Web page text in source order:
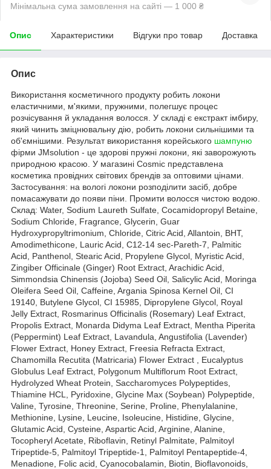
Мінімальна сума замовлення на сайті — 1 000 ₴
Опис Характеристики Відгуки про товар Доставка
Опис
Використання косметичного продукту робить локони
еластичними, м'якими, пружними, полегшує процес
розчісування й укладання волосся. У складі є екстракт імбиру,
який чинить зміцнювальну дію, робить локони сильнішими та
об'ємнішими. Результат використання корейського шампуню
фірми JMsolution - це здорові пружні локони, які заворожують
природною красою. У магазині Cosmic представлена
косметика провідних світових брендів за оптовими цінами.
Застосування: на вологі локони розподілити засіб, добре
помасажувати до появи піни. Промити волосся чистою водою.
Склад: Water, Sodium Laureth Sulfate, Cocamidopropyl Betaine,
Sodium Chloride, Fragrance, Glycerin, Guar
Hydroxypropyltrimonium, Chloride, Citric Acid, Allantoin, BHT,
Amodimethicone, Lauric Acid, C12-14 sec-Pareth-7, Palmitic
Acid, Panthenol, Stearic Acid, Propylene Glycol, Myristic Acid,
Zingiber Officinale (Ginger) Root Extract, Arachidic Acid,
Simmondsia Chinensis (Jojoba) Seed Oil, Salicylic Acid, Moringa
Oleifera Seed Oil, Caffeine, Argania Spinosa Kernel Oil, CI
19140, Butylene Glycol, CI 15985, Dipropylene Glycol, Royal
Jelly Extract, Rosmarinus Officinalis (Rosemary) Leaf Extract,
Propolis Extract, Monarda Didyma Leaf Extract, Mentha Piperita
(Peppermint) Leaf Extract, Lavandula, Angustifolia (Lavender)
Flower Extract, Honey Extract, Freesia Refracta Extract,
Chamomilla Recutita (Matricaria) Flower Extract , Eucalyptus
Globulus Leaf Extract, Polygonum Multiflorum Root Extract,
Hydrolyzed Wheat Protein, Saccharomyces Polypeptides,
Thiamine HCL, Pyridoxine, Glycine Max (Soybean) Polypeptide,
Valine, Tyrosine, Threonine, Serine, Proline, Phenylalanine,
Methionine, Lysine, Leucine, Isoleucine, Histidine, Glycine,
Glutamic Acid, Cysteine, Aspartic Acid, Arginine, Alanine,
Tocopheryl Acetate, Riboflavin, Retinyl Palmitate, Palmitoyl
Tripeptide-5, Palmitoyl Tripeptide-1, Palmitoyl Pentapeptide-4,
Menadione, Folic acid, Cyanocobalamin, Biotin, Bioflavonoids,